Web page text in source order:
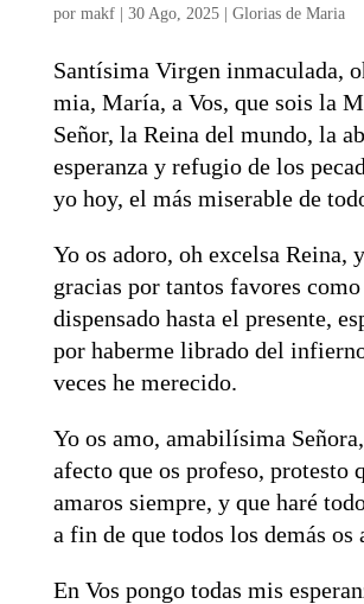
por makf| 30 Ago, 2025| Glorias de Maria
Santísima Virgen inmaculada,
mia, María, a Vos, que sois la
Señor, la Reina del mundo, la
esperanza y refugio de los
yo hoy, el más miserable de
Yo os adoro, oh excelsa Reina,
gracias por tantos favores
dispensado hasta el presente,
por haberme librado del
veces he merecido.
Yo os amo, amabilísima
afecto que os profeso, protesto
amaros siempre, y que haré
a fin de que todos los demás os
En Vos pongo todas mis